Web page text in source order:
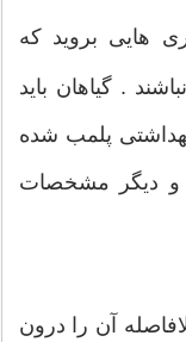
هایی بروید که
. گیاهان باید
پلمب شده
و دیگر مشخصات
آن را درون